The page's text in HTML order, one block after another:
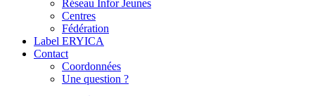
Réseau Infor Jeunes
Centres
Fédération
Label ERYICA
Contact
Coordonnées
Une question ?